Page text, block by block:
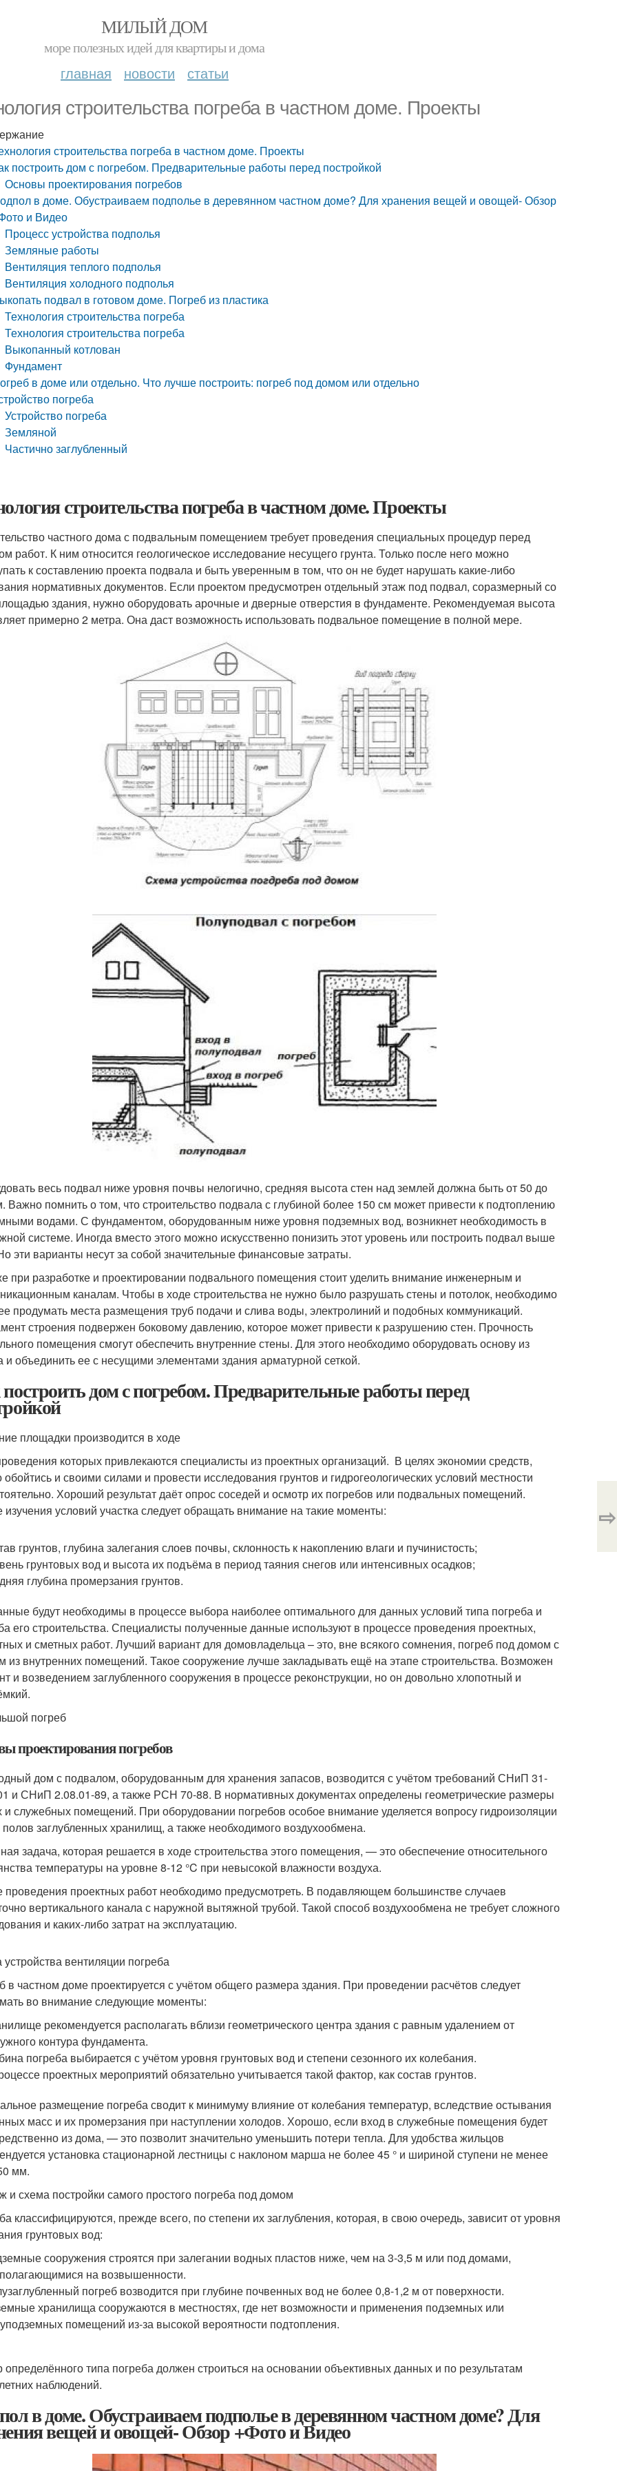
МИЛЫЙ ДОМ
море полезных идей для квартиры и дома
главная новости статьи
строительства погреба в частном доме. Проекты
строительства погреба в частном доме. Проекты
построить дом с погребом. Предварительные работы перед постройкой
Основы проектирования погребов
в доме. Обустраиваем подполье в деревянном частном доме? Для хранения вещей и овощей- Обзор
и Видео
Процесс устройства подполья
Земляные работы
Вентиляция теплого подполья
Вентиляция холодного подполья
подвал в готовом доме. Погреб из пластика
Технология строительства погреба
Технология строительства погреба
Выкопанный котлован
Фундамент
в доме или отдельно. Что лучше построить: погреб под домом или отдельно
погреба
Устройство погреба
Земляной
Частично заглубленный
строительства погреба в частном доме. Проекты
частного дома с подвальным помещением требует проведения специальных процедур перед
работ. К ним относится геологическое исследование несущего грунта. Только после него можно
к составлению проекта подвала и быть уверенным в том, что он не будет нарушать какие-либо
нормативных документов. Если проектом предусмотрен отдельный этаж под подвал, соразмерный со
здания, нужно оборудовать арочные и дверные отверстия в фундаменте. Рекомендуемая высота
примерно 2 метра. Она даст возможность использовать подвальное помещение в полной мере.
весь подвал ниже уровня почвы нелогично, средняя высота стен над землей должна быть от 50 до
Важно помнить о том, что строительство подвала с глубиной более 150 см может привести к подтоплению
водами. С фундаментом, оборудованным ниже уровня подземных вод, возникнет необходимость в
системе. Иногда вместо этого можно искусственно понизить этот уровень или построить подвал выше
эти варианты несут за собой значительные финансовые затраты.
при разработке и проектировании подвального помещения стоит уделить внимание инженерным и
каналам. Чтобы в ходе строительства не нужно было разрушать стены и потолок, необходимо
продумать места размещения труб подачи и слива воды, электролиний и подобных коммуникаций.
строения подвержен боковому давлению, которое может привести к разрушению стен. Прочность
помещения смогут обеспечить внутренние стены. Для этого необходимо оборудовать основу из
и объединить ее с несущими элементами здания арматурной сеткой.
дом с погребом. Предварительные работы перед
площадки производится в ходе
которых привлекаются специалисты из проектных организаций. В целях экономии средств,
и своими силами и провести исследования грунтов и гидрогеологических условий местности
Хороший результат даёт опрос соседей и осмотр их погребов или подвальных помещений.
изучения условий участка следует обращать внимание на такие моменты:
грунтов, глубина залегания слоев почвы, склонность к накоплению влаги и пучинистость;
грунтовых вод и высота их подъёма в период таяния снегов или интенсивных осадков;
глубина промерзания грунтов.
будут необходимы в процессе выбора наиболее оптимального для данных условий типа погреба и
его строительства. Специалисты полученные данные используют в процессе проведения проектных,
и сметных работ. Лучший вариант для домовладельца – это, вне всякого сомнения, погреб под домом с
из внутренних помещений. Такое сооружение лучше закладывать ещё на этапе строительства. Возможен
и возведением заглубленного сооружения в процессе реконструкции, но он довольно хлопотный и
погреб
проектирования погребов
дом с подвалом, оборудованным для хранения запасов, возводится с учётом требований СНиП 31-
и СНиП 2.08.01-89, а также РСН 70-88. В нормативных документах определены геометрические размеры
служебных помещений. При оборудовании погребов особое внимание уделяется вопросу гидроизоляции
полов заглубленных хранилищ, а также необходимого воздухообмена.
задача, которая решается в ходе строительства этого помещения, — это обеспечение относительного
температуры на уровне 8-12 °C при невысокой влажности воздуха.
проведения проектных работ необходимо предусмотреть. В подавляющем большинстве случаев
вертикального канала с наружной вытяжной трубой. Такой способ воздухообмена не требует сложного
и каких-либо затрат на эксплуатацию.
вентиляции погреба
в частном доме проектируется с учётом общего размера здания. При проведении расчётов следует
во внимание следующие моменты:
рекомендуется располагать вблизи геометрического центра здания с равным удалением от
контура фундамента.
погреба выбирается с учётом уровня грунтовых вод и степени сезонного их колебания.
проектных мероприятий обязательно учитывается такой фактор, как состав грунтов.
размещение погреба сводит к минимуму влияние от колебания температур, вследствие остывания
масс и их промерзания при наступлении холодов. Хорошо, если вход в служебные помещения будет
из дома, — это позволит значительно уменьшить потери тепла. Для удобства жильцов
установка стационарной лестницы с наклоном марша не более 45 ° и шириной ступени не менее
мм.
и схема постройки самого простого погреба под домом
классифицируются, прежде всего, по степени их заглубления, которая, в свою очередь, зависит от уровня
грунтовых вод:
сооружения строятся при залегании водных пластов ниже, чем на 3-3,5 м или под домами,
на возвышенности.
погреб возводится при глубине почвенных вод не более 0,8-1,2 м от поверхности.
хранилища сооружаются в местностях, где нет возможности и применения подземных или
помещений из-за высокой вероятности подтопления.
типа погреба должен строиться на основании объективных данных и по результатам
наблюдений.
в доме. Обустраиваем подполье в деревянном частном доме? Для
вещей и овощей- Обзор +Фото и Видео
⇨